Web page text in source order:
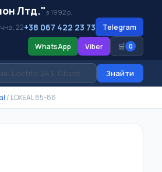
Лтд."з 1992 р.
22+38 067 422 23 73
Telegram
WhatsApp
Viber 🛒 0
Знайти
/ LOXEAL 85-86